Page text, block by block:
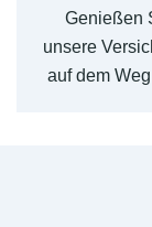
Genießen
unsere
auf dem